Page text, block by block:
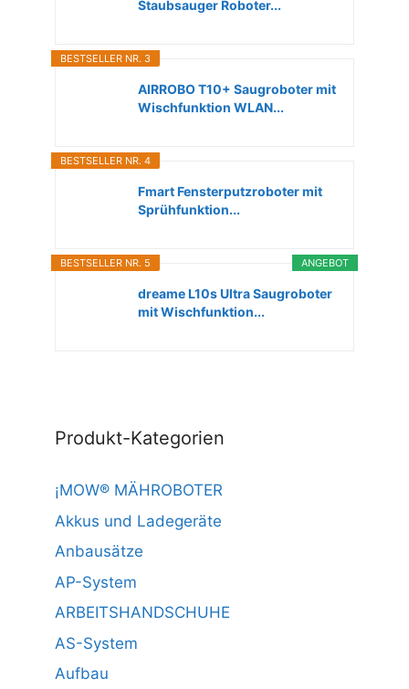
Staubsauger Roboter...
BESTSELLER NR. 3
AIRROBO T10+ Saugroboter mit
Wischfunktion WLAN...
BESTSELLER NR. 4
Fmart Fensterputzroboter mit
Sprühfunktion...
ANGEBOT
BESTSELLER NR. 5
dreame L10s Ultra Saugroboter
mit Wischfunktion...
Produkt-Kategorien
¡MOW® MÄHROBOTER
Akkus und Ladegeräte
Anbausätze
AP-System
ARBEITSHANDSCHUHE
AS-System
Aufbau